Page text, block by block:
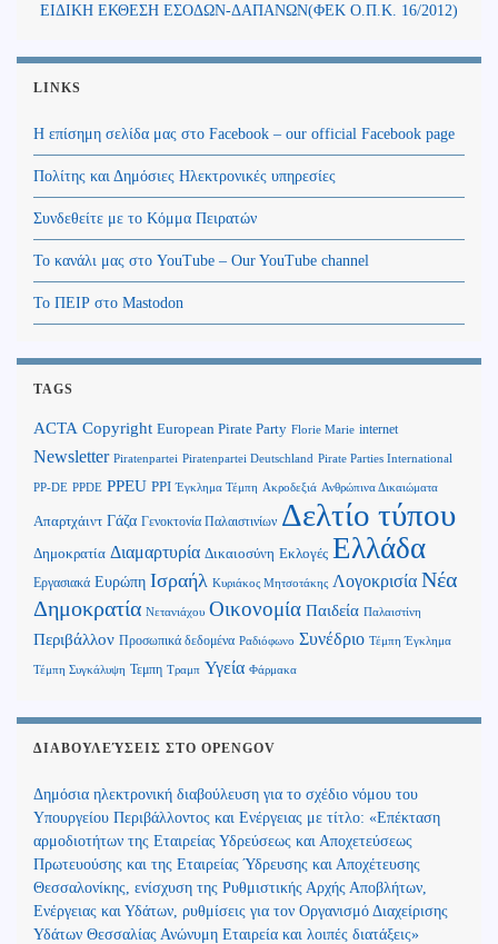
ΕΙΔΙΚΗ ΕΚΘΕΣΗ ΕΣΟΔΩΝ-ΔΑΠΑΝΩΝ(ΦΕΚ Ο.Π.Κ. 16/2012)
LINKS
Η επίσημη σελίδα μας στο Facebook – our official Facebook page
Πολίτης και Δημόσιες Ηλεκτρονικές υπηρεσίες
Συνδεθείτε με το Κόμμα Πειρατών
Το κανάλι μας στο YouTube – Our YouTube channel
Το ΠΕΙΡ στο Mastodon
TAGS
ACTA Copyright European Pirate Party Florie Marie internet
Newsletter Piratenpartei Piratenpartei Deutschland Pirate Parties International
PP-DE PPDE PPEU PPI Έγκλημα Τέμπη Ακροδεξιά Ανθρώπινα Δικαιώματα
Απαρτχάιντ Γάζα Γενοκτονία Παλαιστινίων Δελτίο τύπου
Δημοκρατία Διαμαρτυρία Δικαιοσύνη Εκλογές Ελλάδα
Εργασιακά Ευρώπη Ισραήλ Κυριάκος Μητσοτάκης Λογοκρισία Νέα
Δημοκρατία Νετανιάχου Οικονομία Παιδεία Παλαιστίνη
Περιβάλλον Προσωπικά δεδομένα Ραδιόφωνο Συνέδριο Τέμπη Έγκλημα
Τέμπη Συγκάλυψη Τεμπη Τραμπ Υγεία Φάρμακα
ΔΙΑΒΟΥΛΕΎΣΕΙΣ ΣΤΟ OPENGOV
Δημόσια ηλεκτρονική διαβούλευση για το σχέδιο νόμου του
Υπουργείου Περιβάλλοντος και Ενέργειας με τίτλο: «Επέκταση
αρμοδιοτήτων της Εταιρείας Υδρεύσεως και Αποχετεύσεως
Πρωτευούσης και της Εταιρείας Ύδρευσης και Αποχέτευσης
Θεσσαλονίκης, ενίσχυση της Ρυθμιστικής Αρχής Αποβλήτων,
Ενέργειας και Υδάτων, ρυθμίσεις για τον Οργανισμό Διαχείρισης
Υδάτων Θεσσαλίας Ανώνυμη Εταιρεία και λοιπές διατάξεις»